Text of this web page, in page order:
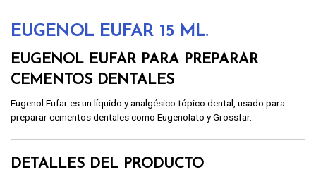
EUGENOL EUFAR 15 ML.
EUGENOL EUFAR PARA PREPARAR
CEMENTOS DENTALES
Eugenol Eufar es un líquido y analgésico tópico dental, usado para
preparar cementos dentales como Eugenolato y Grossfar.
DETALLES DEL PRODUCTO